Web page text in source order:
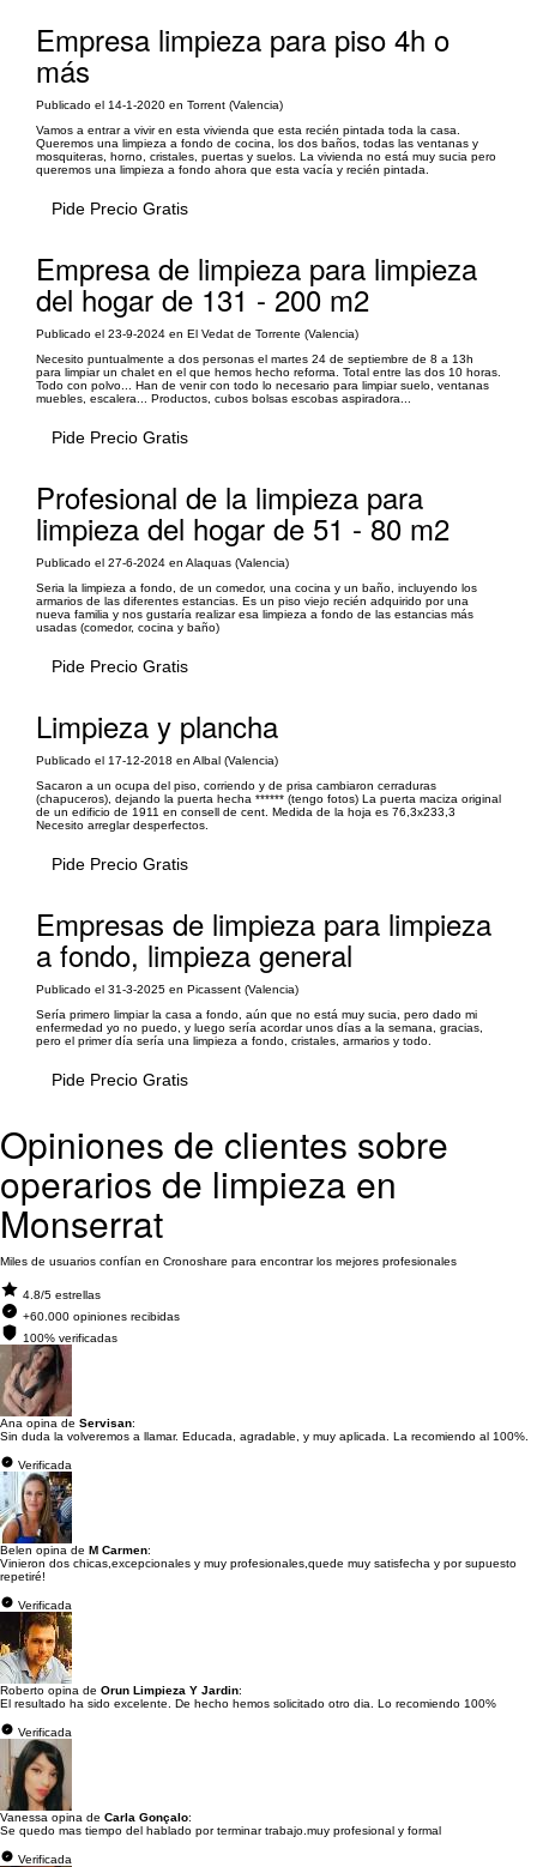
Empresa limpieza para piso 4h o
más
Publicado el 14-1-2020 en Torrent (Valencia)
Vamos a entrar a vivir en esta vivienda que esta recién pintada toda la casa.
Queremos una limpieza a fondo de cocina, los dos baños, todas las ventanas y
mosquiteras, horno, cristales, puertas y suelos. La vivienda no está muy sucia pero
queremos una limpieza a fondo ahora que esta vacía y recién pintada.
Pide Precio Gratis
Empresa de limpieza para limpieza
del hogar de 131 - 200 m2
Publicado el 23-9-2024 en El Vedat de Torrente (Valencia)
Necesito puntualmente a dos personas el martes 24 de septiembre de 8 a 13h
para limpiar un chalet en el que hemos hecho reforma. Total entre las dos 10 horas.
Todo con polvo... Han de venir con todo lo necesario para limpiar suelo, ventanas
muebles, escalera... Productos, cubos bolsas escobas aspiradora...
Pide Precio Gratis
Profesional de la limpieza para
limpieza del hogar de 51 - 80 m2
Publicado el 27-6-2024 en Alaquas (Valencia)
Seria la limpieza a fondo, de un comedor, una cocina y un baño, incluyendo los
armarios de las diferentes estancias. Es un piso viejo recién adquirido por una
nueva familia y nos gustaría realizar esa limpieza a fondo de las estancias más
usadas (comedor, cocina y baño)
Pide Precio Gratis
Limpieza y plancha
Publicado el 17-12-2018 en Albal (Valencia)
Sacaron a un ocupa del piso, corriendo y de prisa cambiaron cerraduras
(chapuceros), dejando la puerta hecha ****** (tengo fotos) La puerta maciza original
de un edificio de 1911 en consell de cent. Medida de la hoja es 76,3x233,3
Necesito arreglar desperfectos.
Pide Precio Gratis
Empresas de limpieza para limpieza
a fondo, limpieza general
Publicado el 31-3-2025 en Picassent (Valencia)
Sería primero limpiar la casa a fondo, aún que no está muy sucia, pero dado mi
enfermedad yo no puedo, y luego sería acordar unos días a la semana, gracias,
pero el primer día sería una limpieza a fondo, cristales, armarios y todo.
Pide Precio Gratis
Opiniones de clientes sobre
operarios de limpieza en
Monserrat
Miles de usuarios confían en Cronoshare para encontrar los mejores profesionales
4.8/5 estrellas
+60.000 opiniones recibidas
100% verificadas
Ana opina de Servisan:
Sin duda la volveremos a llamar. Educada, agradable, y muy aplicada. La recomiendo al 100%.
Verificada
Belen opina de M Carmen:
Vinieron dos chicas,excepcionales y muy profesionales,quede muy satisfecha y por supuesto
repetiré!
Verificada
Roberto opina de Orun Limpieza Y Jardin:
El resultado ha sido excelente. De hecho hemos solicitado otro dia. Lo recomiendo 100%
Verificada
Vanessa opina de Carla Gonçalo:
Se quedo mas tiempo del hablado por terminar trabajo.muy profesional y formal
Verificada